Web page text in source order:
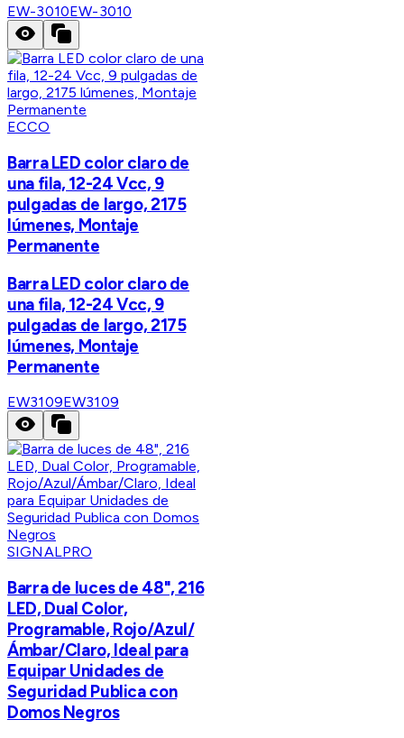
EW-3010EW-3010
ECCO
Barra LED color claro de
una fila, 12-24 Vcc, 9
pulgadas de largo, 2175
lúmenes, Montaje
Permanente
Barra LED color claro de
una fila, 12-24 Vcc, 9
pulgadas de largo, 2175
lúmenes, Montaje
Permanente
EW3109EW3109
SIGNALPRO
Barra de luces de 48", 216
LED, Dual Color,
Programable, Rojo/Azul/
Ámbar/Claro, Ideal para
Equipar Unidades de
Seguridad Publica con
Domos Negros